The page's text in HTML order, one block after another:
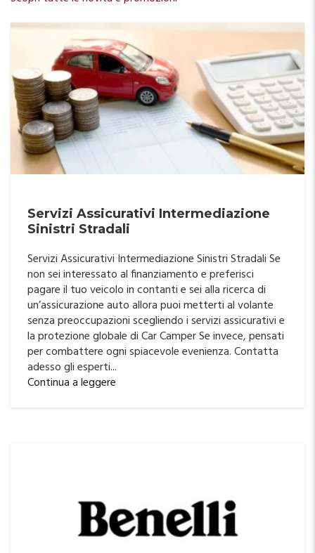
Servizi Assicurativi Intermediazione
Sinistri Stradali
Servizi Assicurativi Intermediazione Sinistri Stradali Se
non sei interessato al finanziamento e preferisci
pagare il tuo veicolo in contanti e sei alla ricerca di
un’assicurazione auto allora puoi metterti al volante
senza preoccupazioni scegliendo i servizi assicurativi e
la protezione globale di Car Camper Se invece, pensati
per combattere ogni spiacevole evenienza. Contatta
adesso gli esperti...
Continua a leggere